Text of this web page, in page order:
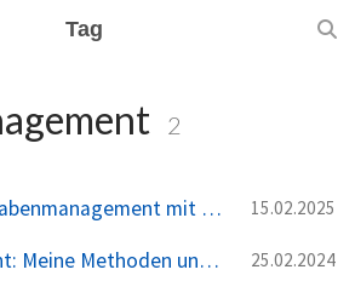
Tag
2
Effizientes Aufgabenmanagement mit Outlook Aufgaben 15.02.2025
Zeitmanagement: Meine Methoden und Prinzipien 25.02.2024